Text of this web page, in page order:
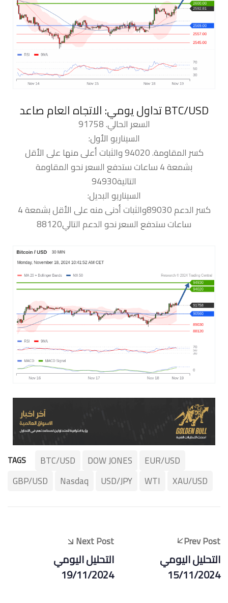
السعر الحالي. 91758
السيناريو الأول:
كسر المقاومة. 94020 والثبات أعلى منها على الأقل
بشمعة 4 ساعات ستدفع السعر نحو المقاومة
التالية94930
السيناريو البديل:
كسر الدعم 89030والثبات أدنى منه على الأقل بشمعة 4
ساعات ستدفع السعر نحو الدعم التالي88120
TAGS BTC/USD DOW JONES
EUR/USD
GBP/USD
Nasdaq USD/JPY WTI XAU/USD
Prev Post
التحليل اليومي
15/11/2024
Next Post
التحليل اليومي
19/11/2024